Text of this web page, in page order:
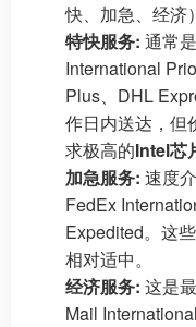
快、加急、经济）
特快服务: 通常
International
Plus、DHL
作日内送达，但
求极高的Intel芯
加急服务: 速度
FedEx
Expedited。这
相对适中。
经济服务: 这是
Mail